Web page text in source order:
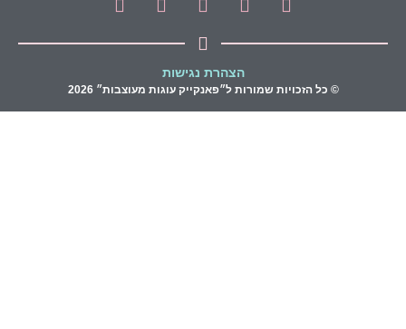
הצהרת נגישות
© כל הזכויות שמורות ל״פאנקייק עוגות מעוצבות״ 2026